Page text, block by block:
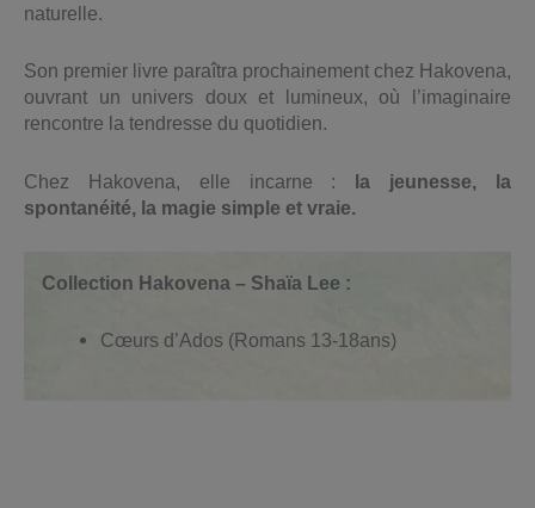
naturelle.
Son premier livre paraîtra prochainement chez Hakovena,
ouvrant un univers doux et lumineux, où l’imaginaire
rencontre la tendresse du quotidien.
Chez Hakovena, elle incarne : la jeunesse, la
spontanéité, la magie simple et vraie.
Collection Hakovena – Shaïa Lee :
Cœurs d’Ados (Romans 13-18ans)